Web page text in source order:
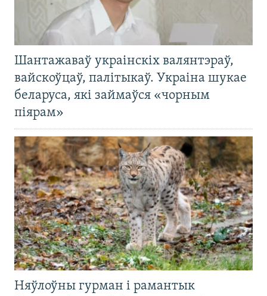
Шантажаваў украінскіх валянтэраў,
вайскоўцаў, палітыкаў. Украіна шукае
беларуса, які займаўся «чорным
піярам»
Няўлоўны гурман і рамантык